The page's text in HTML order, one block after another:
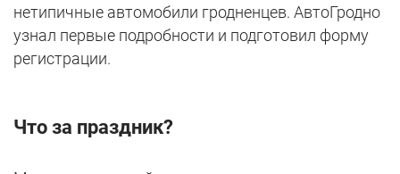
нетипичные автомобили гродненцев. АвтоГродно
узнал первые подробности и подготовил форму
регистрации.
Что за праздник?